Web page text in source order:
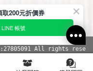
:27805091 All rights rese
私權政策
取200元折價券
LINE 帳號